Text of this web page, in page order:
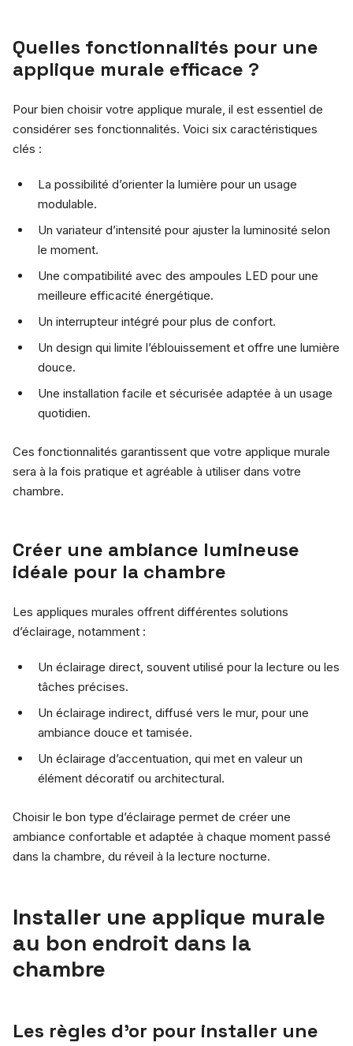
Quelles fonctionnalités pour une
applique murale efficace ?
Pour bien choisir votre applique murale, il est essentiel de
considérer ses fonctionnalités. Voici six caractéristiques
clés :
La possibilité d’orienter la lumière pour un usage
modulable.
Un variateur d’intensité pour ajuster la luminosité selon
le moment.
Une compatibilité avec des ampoules LED pour une
meilleure efficacité énergétique.
Un interrupteur intégré pour plus de confort.
Un design qui limite l’éblouissement et offre une lumière
douce.
Une installation facile et sécurisée adaptée à un usage
quotidien.
Ces fonctionnalités garantissent que votre applique murale
sera à la fois pratique et agréable à utiliser dans votre
chambre.
Créer une ambiance lumineuse
idéale pour la chambre
Les appliques murales offrent différentes solutions
d’éclairage, notamment :
Un éclairage direct, souvent utilisé pour la lecture ou les
tâches précises.
Un éclairage indirect, diffusé vers le mur, pour une
ambiance douce et tamisée.
Un éclairage d’accentuation, qui met en valeur un
élément décoratif ou architectural.
Choisir le bon type d’éclairage permet de créer une
ambiance confortable et adaptée à chaque moment passé
dans la chambre, du réveil à la lecture nocturne.
Installer une applique murale
au bon endroit dans la
chambre
Les règles d’or pour installer une